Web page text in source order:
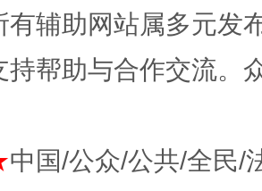
有辅助网站属多元发
持帮助与合作交流。
中国/公众/公共/全民/